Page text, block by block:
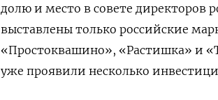
долю и место в совете
выставлены только российские
«Простоквашино», «Растишка» и
уже проявили несколько